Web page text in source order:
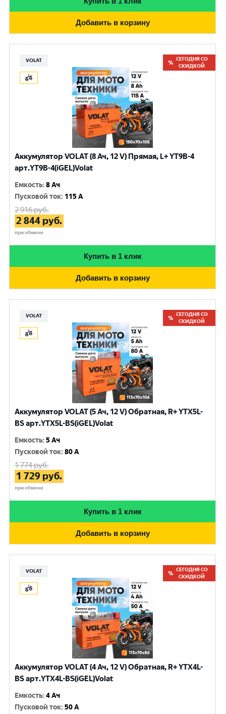
Добавить в корзину
VOLAT
СЕГОДНЯ СО
СКИДКОЙ
Аккумулятор VOLAT (8 Ач, 12 V) Прямая, L+ YT9B-4
арт.YT9B-4(iGEL)Volat
Емкость:8 Ач
Пусковой ток: 115 A
2 916руб.
2 844 руб.
при обмене
Купить в 1 клик
Добавить в корзину
VOLAT
СЕГОДНЯ СО
СКИДКОЙ
Аккумулятор VOLAT (5 Ач, 12 V) Обратная, R+ YTX5L-
BS арт.YTX5L-BS(iGEL)Volat
Емкость:5 Ач
Пусковой ток:80 A
1 774руб.
1 729 руб.
при обмене
Купить в 1 клик
Добавить в корзину
VOLAT
СЕГОДНЯ СО
СКИДКОЙ
Аккумулятор VOLAT (4 Ач, 12 V) Обратная, R+ YTX4L-
BS арт.YTX4L-BS(iGEL)Volat
Емкость:4 Ач
Пусковой ток:50 A